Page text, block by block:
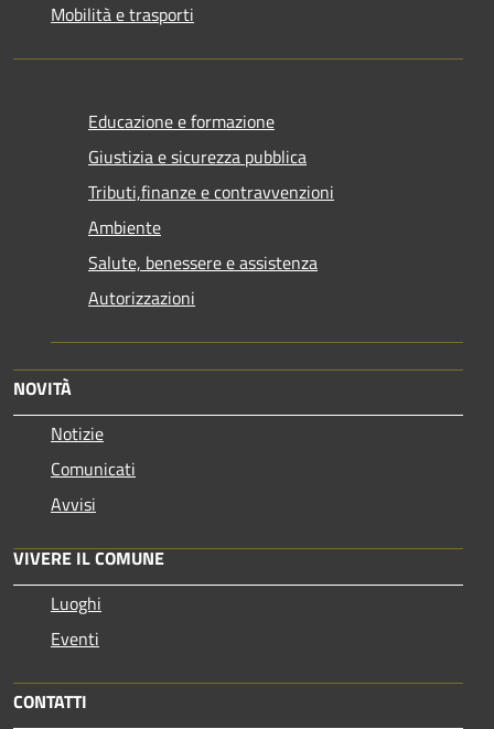
Mobilità e trasporti
Educazione e formazione
Giustizia e sicurezza pubblica
Tributi,finanze e contravvenzioni
Ambiente
Salute, benessere e assistenza
Autorizzazioni
NOVITÀ
Notizie
Comunicati
Avvisi
VIVERE IL COMUNE
Luoghi
Eventi
CONTATTI